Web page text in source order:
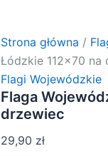
Strona główna /
Łódzkie 112×70 na
Flagi Wojewódzkie
Flaga
drzewiec
29,90 zł